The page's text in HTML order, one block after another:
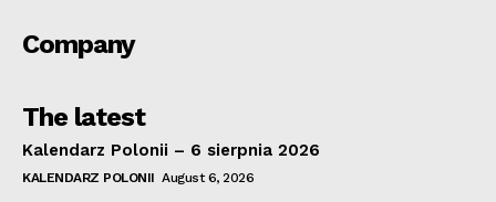
Company
The latest
Kalendarz Polonii – 6 sierpnia 2026
KALENDARZ POLONII August 6, 2026